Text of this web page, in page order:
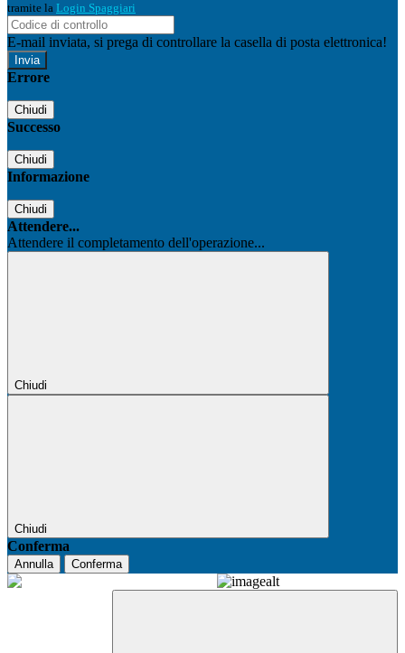
tramite la Login Spaggiari
E-mail inviata, si prega di controllare la casella di posta elettronica!
Errore
Chiudi
Successo
Chiudi
Informazione
Chiudi
Attendere...
Attendere il completamento dell'operazione...
Chiudi
Chiudi
Conferma
Annulla Conferma